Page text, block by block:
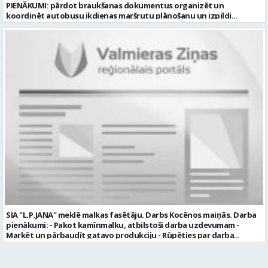
PIENĀKUMI: pārdot braukšanas dokumentus organizēt un
koordinēt autobusu ikdienas maršrutu plānošanu un izpildi
nodrošināt autobusu vadītāju dienas darba uzdevumu
profesionālā izglītība augsta atbildības sajūta, precizitāte un labas
komunikācijas spējas labas iemaņas darbā ar datoru un
elektronisko kases aparātu UZŅĒMUMS PIEDĀVĀ: darbu stabilā
uzņēmumā darba laiku: maiņu grafiks (1. dežūra no plkst. 05.20 līdz
plkst. 16.20 un 2.dežūra no plkst. 12.50-21.00) darba samaksu sākot no
1100 līdz 1250 EUR (pirms nodokļu nomaksas) pilnas sociālās
garantijas veselības apdrošināšanas iespējas dinamisku un
profesionālu darba vidi apmācību pirms darba pienākumu
uzsākšanas CV ar norādi vakancei „dispečers Valmierā” iesniegt līdz
2026. gada 21. augustam (ieskaitot): sūtot elektroniski uz info@vtu-
valmiera.lv personīgi SIA „VTU Valmiera”, Reģ.nr. 40003004220,
„Brandeļi”, Brandeļi, Kocēnu pagasts, Valmieras novads, personāla
daļā darba dienās no plkst. 13:00 līdz 16:00. 2 nedēļu laikā pēc
konkursa termiņa beigām sazināsimies ar pretendentiem, kuri tiks
aicināti uz tikšanos klātienē. Informācijai: 29231565 * Iesniegtos
personas datus SIA “VTU VALMIERA” izmantos, lai konkursa kārtībā
noteiktu vakancei atbilstošāko kandidātu. Ja kandidāts vēlas, lai
viņa personas dati tiktu saglabāti SIA “VTU VALMIERA” iekšējā datu
bāzē ar mērķi tos apstrādāt citos SIA “VTU VALMIERA” personāla
atlases konkursos, tad pieteikumā vakancei lūdzam kandidātam
SIA "L.P.JANA" meklē malkas fasētāju. Darbs Kocēnos maiņās. Darba
pienākumi: - Pakot kamīnmalku, atbilstoši darba uzdevumam -
Marķēt un pārbaudīt gatavo produkciju - Rūpēties par darba
kvalitāti un kārtību darba vietā Prasības kandidātiem: - Laba fiziskā